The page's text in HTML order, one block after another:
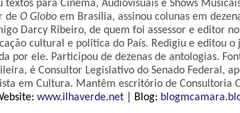
para Cinema, Audiovisuais e Shows
de O Globo em Brasília, assinou colunas em
Darcy Ribeiro, de quem foi assessor e editor no
cultural e política do País. Redigiu e editou o
por ele. Participou de dezenas de antologias.
é Consultor Legislativo do Senado Federal,
em Cultura. Mantêm escritório de Consultoria
www.ilhaverde.net | Blog: